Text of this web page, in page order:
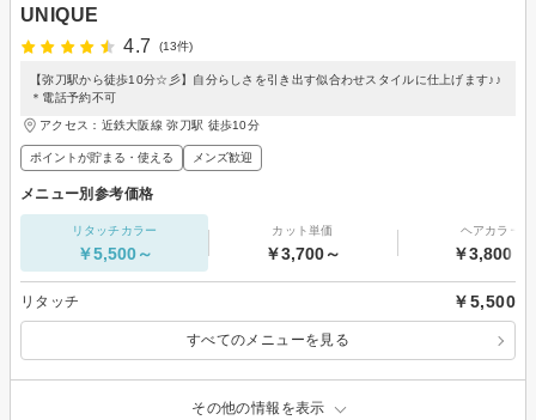
UNIQUE
4.7
(13件)
【弥刀駅から徒歩10分☆彡】自分らしさを引き出す似合わせスタイルに仕上げます♪♪
＊電話予約不可
アクセス：近鉄大阪線 弥刀駅 徒歩10分
ポイントが貯まる・使える メンズ歓迎
メニュー別参考価格
リタッチカラー
￥5,500～
カット単価
￥3,700～
ヘアカラー
￥3,800～
リタッチ ￥5,500
すべてのメニューを見る
その他の情報を表示